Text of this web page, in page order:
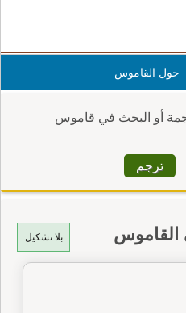
حول القاموس
أو البحث في قاموس
بلا تشكيل